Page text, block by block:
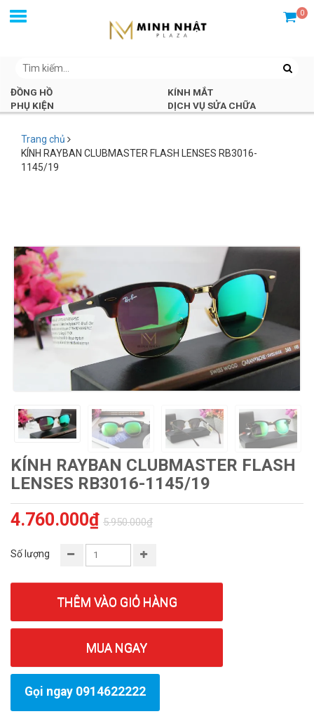
0
ĐỒNG HỒ
KÍNH MẮT
PHỤ KIỆN
DỊCH VỤ SỬA CHỮA
Trang chủ
KÍNH RAYBAN CLUBMASTER FLASH LENSES RB3016-
1145/19
KÍNH RAYBAN CLUBMASTER FLASH
LENSES RB3016-1145/19
4.760.000₫ 5.950.000₫
Số lượng
THÊM VÀO GIỎ HÀNG
MUA NGAY
Gọi ngay 0914622222